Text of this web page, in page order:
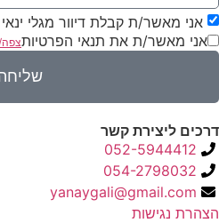
אני מאשר/ת קבלת דיוור מגלי ינאי
אני מאשר/ת את תנאי הפרטיות
דרכים ליצירת קשר
052-5944412
054-2798032
yanaygali@gmail.com
הצהרת נגישות